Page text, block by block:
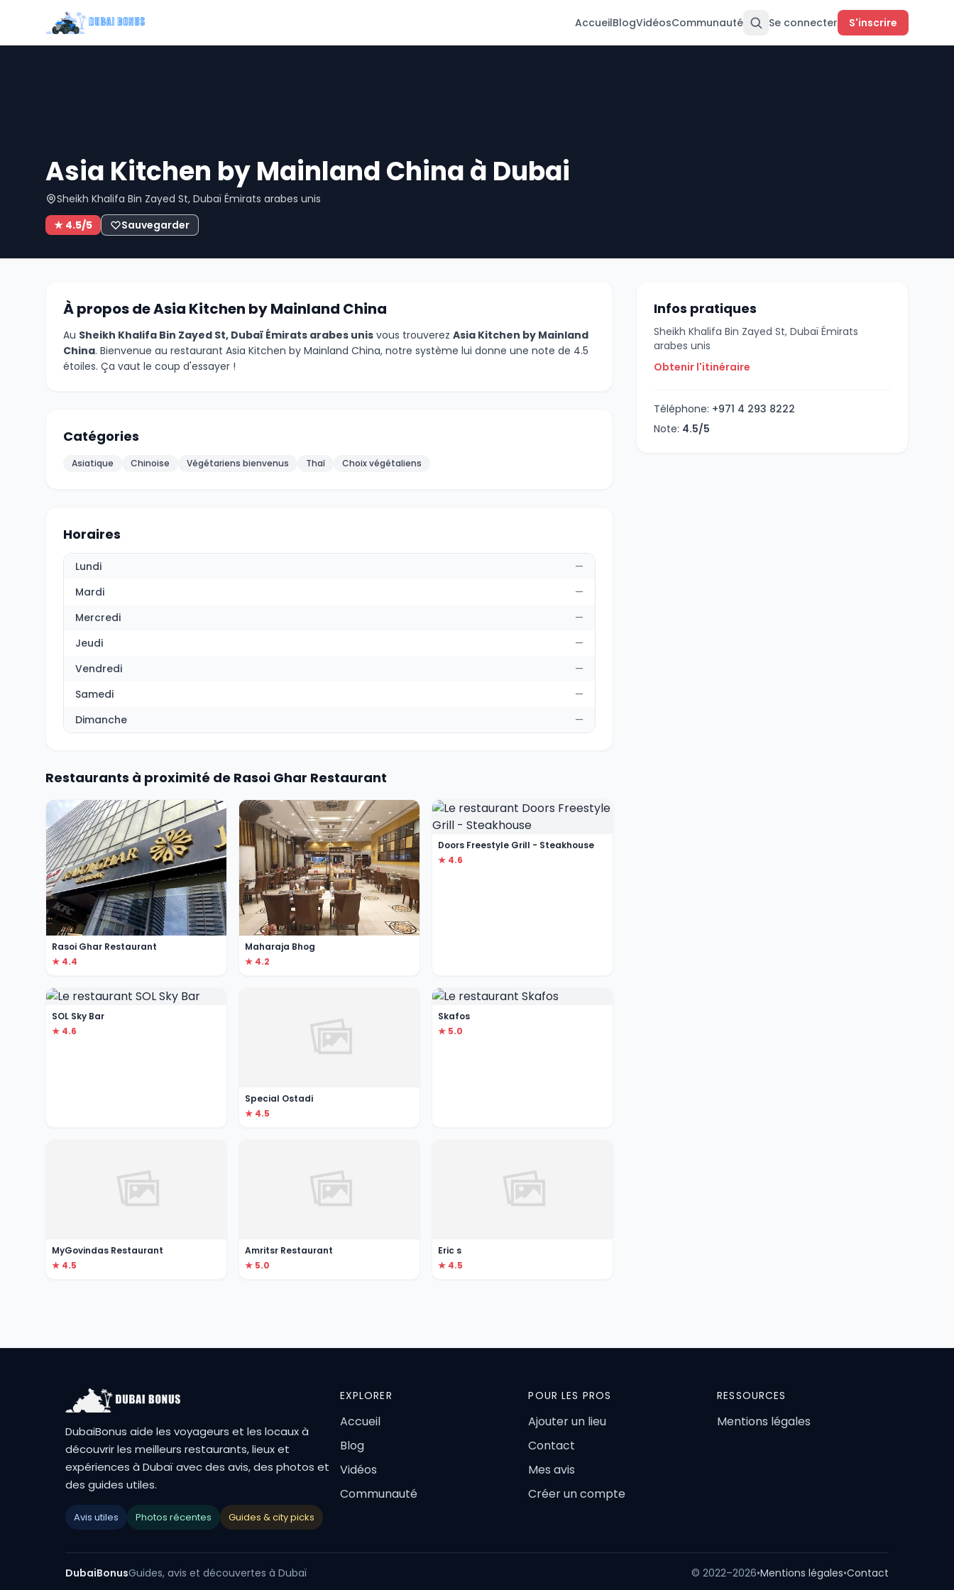
AccueilBlogVidéosCommunauté Se connecter S'inscrire
Asia Kitchen by Mainland China à Dubai
Sheikh Khalifa Bin Zayed St, Dubaï Émirats arabes unis
★ 4.5/5
Sauvegarder
À propos de Asia Kitchen by Mainland China
Au Sheikh Khalifa Bin Zayed St, Dubaï Émirats arabes unis vous trouverez Asia Kitchen by Mainland
China. Bienvenue au restaurant Asia Kitchen by Mainland China, notre système lui donne une note de 4.5
étoiles. Ça vaut le coup d'essayer !
Catégories
Asiatique Chinoise Végétariens bienvenus Thaï Choix végétaliens
Horaires
Lundi
—
Mardi
—
Mercredi
—
Jeudi
—
Vendredi
—
Samedi
—
Dimanche
—
Restaurants à proximité de Rasoi Ghar Restaurant
Rasoi Ghar Restaurant
★ 4.4
Maharaja Bhog
★ 4.2
Doors Freestyle Grill - Steakhouse
★ 4.6
SOL Sky Bar
★ 4.6
Special Ostadi
★ 4.5
Skafos
★ 5.0
MyGovindas Restaurant
★ 4.5
Amritsr Restaurant
★ 5.0
Eric s
★ 4.5
Infos pratiques
Sheikh Khalifa Bin Zayed St, Dubaï Émirats
arabes unis
Obtenir l'itinéraire
Téléphone: +971 4 293 8222
Note: 4.5/5
DubaiBonus aide les voyageurs et les locaux à
découvrir les meilleurs restaurants, lieux et
expériences à Dubaï avec des avis, des photos et
des guides utiles.
Avis utiles Photos récentes Guides & city picks
EXPLORER
Accueil
Blog
Vidéos
Communauté
POUR LES PROS
Ajouter un lieu
Contact
Mes avis
Créer un compte
RESSOURCES
Mentions légales
DubaiBonusGuides, avis et découvertes à Dubaï © 2022–2026•Mentions légales•Contact